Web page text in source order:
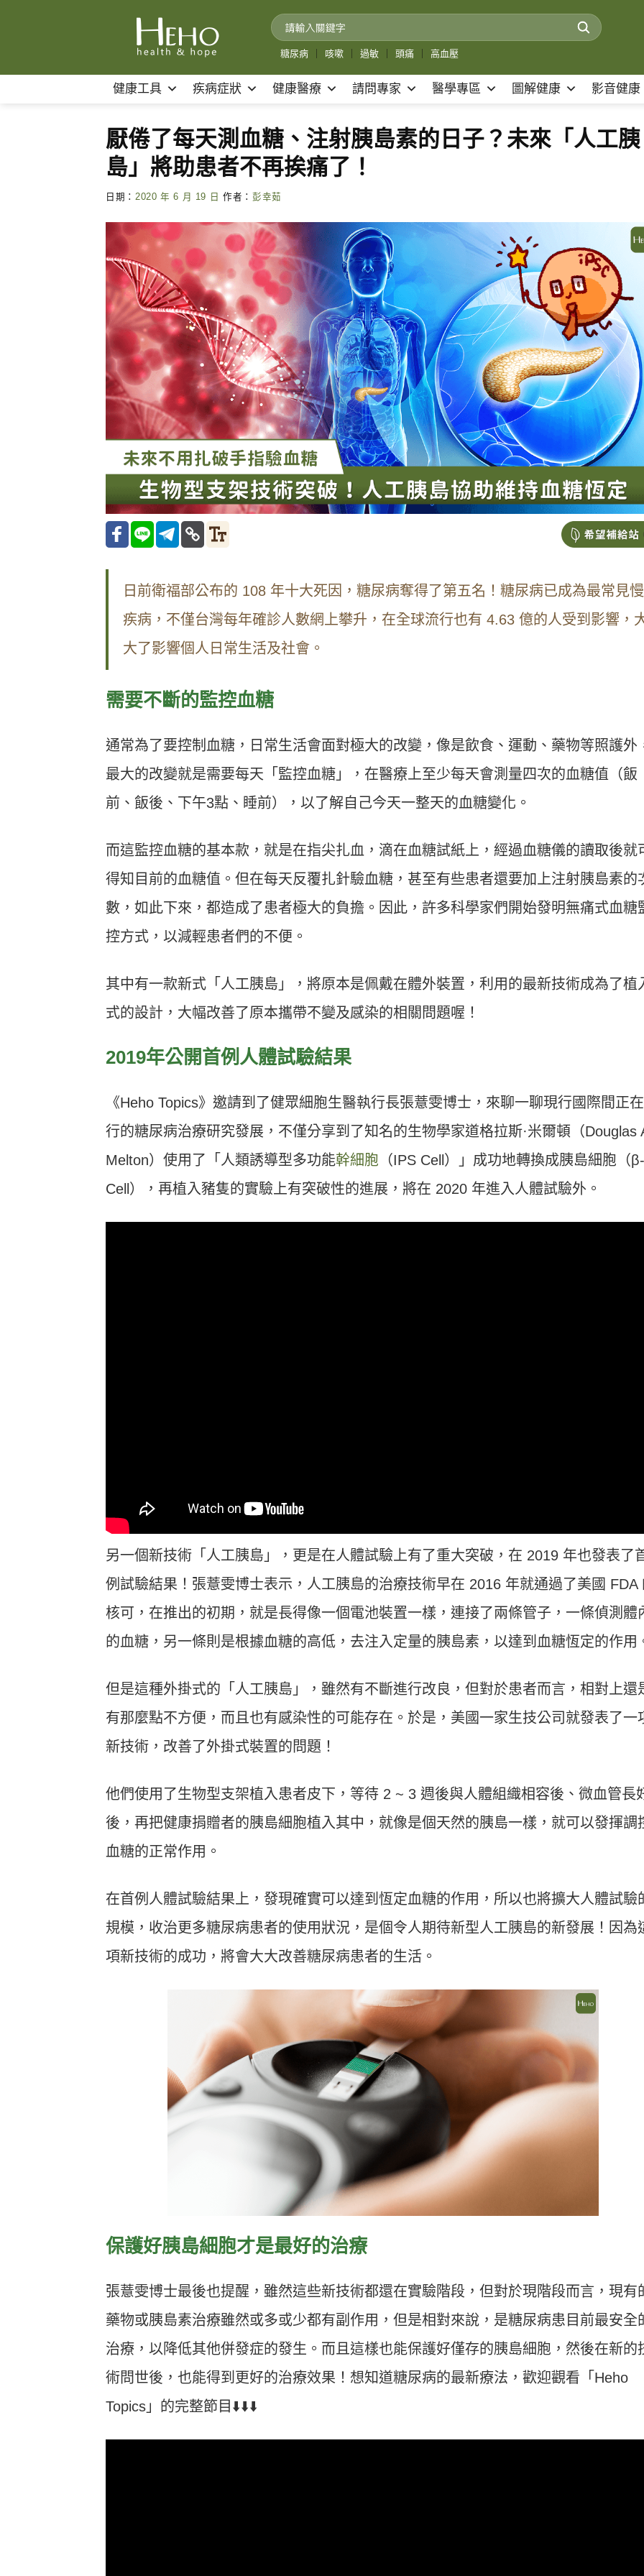
糖尿病 咳嗽 過敏 頭痛 高血壓
健康工具 疾病症狀 健康醫療 請問專家 醫學專區 圖解健康 影音健康
厭倦了每天測血糖、注射胰島素的日子？未來「人工胰
島」將助患者不再挨痛了！
日期： 2020 年 6 月 19 日 作者： 彭幸茹
日前衛福部公布的 108 年十大死因，糖尿病奪得了第五名！糖尿病已成為最常見
疾病，不僅台灣每年確診人數網上攀升，在全球流行也有 4.63 億的人受到影響，
大了影響個人日常生活及社會。
需要不斷的監控血糖
通常為了要控制血糖，日常生活會面對極大的改變，像是飲食、運動、藥物等照護外
最大的改變就是需要每天「監控血糖」，在醫療上至少每天會測量四次的血糖值（飯
前、飯後、下午3點、睡前），以了解自己今天一整天的血糖變化。
而這監控血糖的基本款，就是在指尖扎血，滴在血糖試紙上，經過血糖儀的讀取後就
得知目前的血糖值。但在每天反覆扎針驗血糖，甚至有些患者還要加上注射胰島素的
數，如此下來，都造成了患者極大的負擔。因此，許多科學家們開始發明無痛式血糖
控方式，以減輕患者們的不便。
其中有一款新式「人工胰島」，將原本是佩戴在體外裝置，利用的最新技術成為了植
式的設計，大幅改善了原本攜帶不變及感染的相關問題喔！
2019年公開首例人體試驗結果
《Heho Topics》邀請到了健眾細胞生醫執行長張薏雯博士，來聊一聊現行國際間正
行的糖尿病治療研究發展，不僅分享到了知名的生物學家道格拉斯·米爾頓（Douglas
Melton）使用了「人類誘導型多功能幹細胞 （IPS Cell）」成功地轉換成胰島細胞（β-
Cell），再植入豬隻的實驗上有突破性的進展，將在 2020 年進入人體試驗外。
另一個新技術「人工胰島」，更是在人體試驗上有了重大突破，在 2019 年也發表了
例試驗結果！張薏雯博士表示，人工胰島的治療技術早在 2016 年就通過了美國 FDA
核可，在推出的初期，就是長得像一個電池裝置一樣，連接了兩條管子，一條偵測體
的血糖，另一條則是根據血糖的高低，去注入定量的胰島素，以達到血糖恆定的作用
但是這種外掛式的「人工胰島」，雖然有不斷進行改良，但對於患者而言，相對上還
有那麼點不方便，而且也有感染性的可能存在。於是，美國一家生技公司就發表了一
新技術，改善了外掛式裝置的問題！
他們使用了生物型支架植入患者皮下，等待 2 ~ 3 週後與人體組織相容後、微血管長
後，再把健康捐贈者的胰島細胞植入其中，就像是個天然的胰島一樣，就可以發揮調
血糖的正常作用。
在首例人體試驗結果上，發現確實可以達到恆定血糖的作用，所以也將擴大人體試驗
規模，收治更多糖尿病患者的使用狀況，是個令人期待新型人工胰島的新發展！因為
項新技術的成功，將會大大改善糖尿病患者的生活。
保護好胰島細胞才是最好的治療
張薏雯博士最後也提醒，雖然這些新技術都還在實驗階段，但對於現階段而言，現有
藥物或胰島素治療雖然或多或少都有副作用，但是相對來說，是糖尿病患目前最安全
治療，以降低其他併發症的發生。而且這樣也能保護好僅存的胰島細胞，然後在新的
術問世後，也能得到更好的治療效果！想知道糖尿病的最新療法，歡迎觀看「Heho
Topics」的完整節目⬇️⬇️⬇️